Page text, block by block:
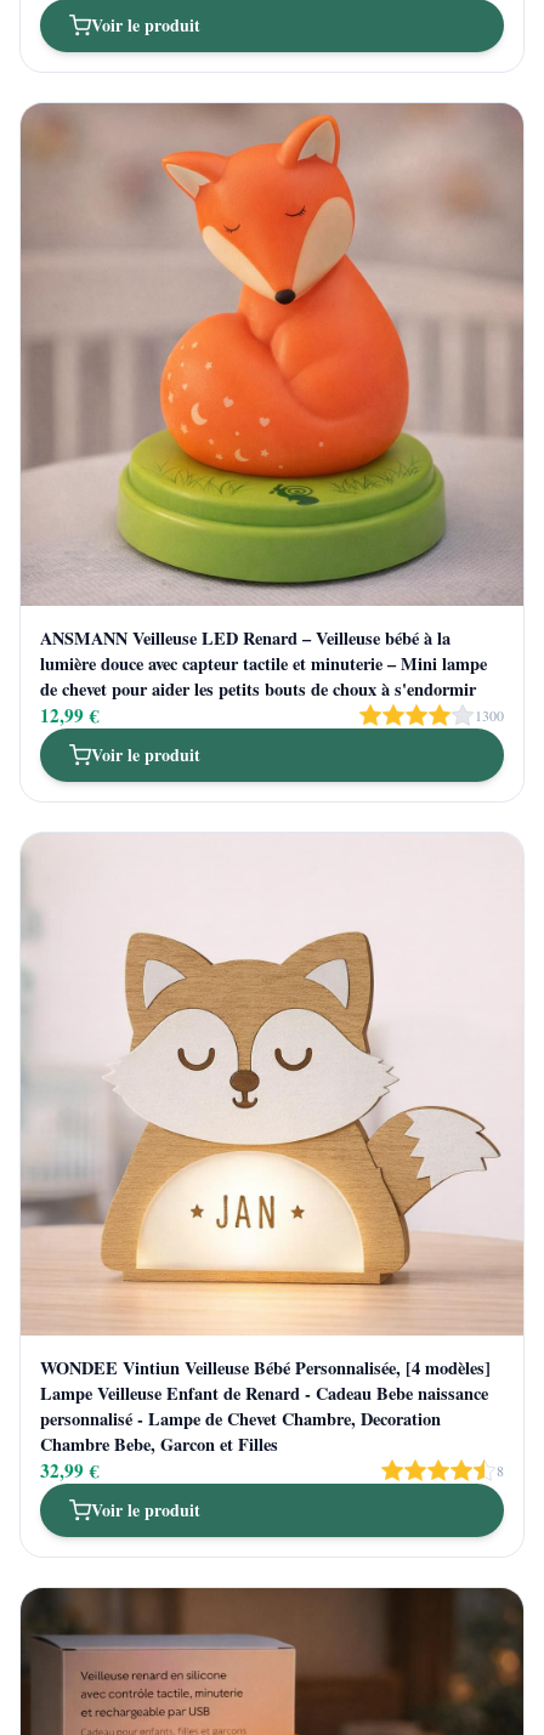
Voir le produit
ANSMANN Veilleuse LED Renard – Veilleuse bébé à la
lumière douce avec capteur tactile et minuterie – Mini lampe
de chevet pour aider les petits bouts de choux à s'endormir
12,99 € 1300
Voir le produit
WONDEE Vintiun Veilleuse Bébé Personnalisée, [4 modèles]
Lampe Veilleuse Enfant de Renard - Cadeau Bebe naissance
personnalisé - Lampe de Chevet Chambre, Decoration
Chambre Bebe, Garcon et Filles
32,99 € 8
Voir le produit